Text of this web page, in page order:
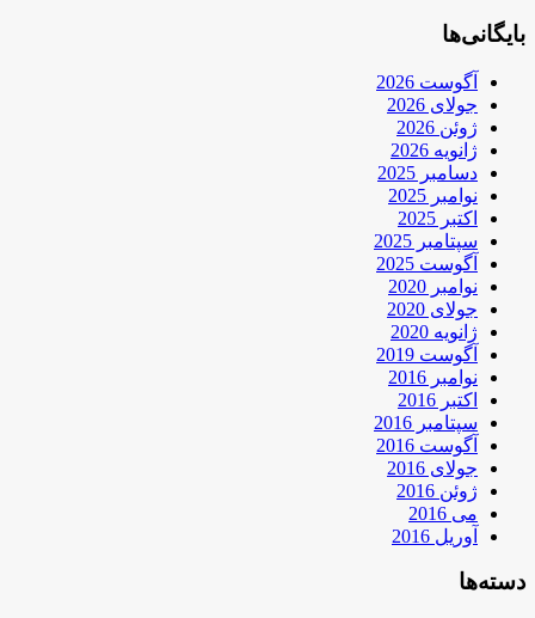
بایگانی‌ها
آگوست 2026
جولای 2026
ژوئن 2026
ژانویه 2026
دسامبر 2025
نوامبر 2025
اکتبر 2025
سپتامبر 2025
آگوست 2025
نوامبر 2020
جولای 2020
ژانویه 2020
آگوست 2019
نوامبر 2016
اکتبر 2016
سپتامبر 2016
آگوست 2016
جولای 2016
ژوئن 2016
می 2016
آوریل 2016
دسته‌ها